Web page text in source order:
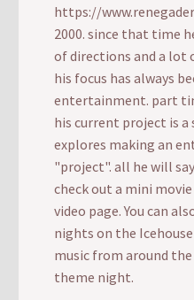
https://
2000. since that time
of directions and a
his focus has always
entertainment. part
his current project is
explores making an
"project". all he will
check out a mini
video page. You can
nights on the
music from around
theme night.